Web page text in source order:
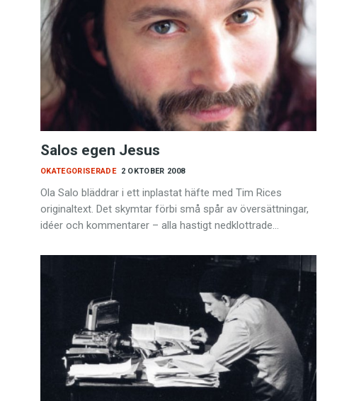
Salos egen Jesus
2 OKTOBER 2008
OKATEGORISERADE
Ola Salo bläddrar i ett inplastat häfte med Tim Rices
originaltext. Det skymtar förbi små spår av översättningar,
idéer och kommentarer – alla hastigt nedklottrade…